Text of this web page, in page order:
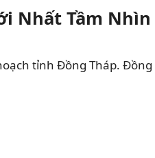
Nhất Tầm
tỉnh Đồng Tháp.